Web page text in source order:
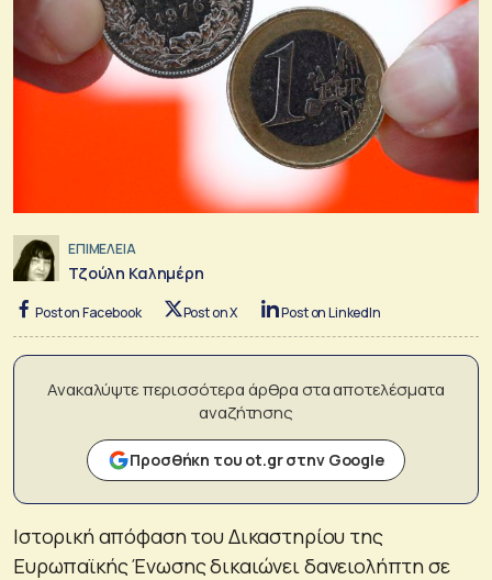
ΕΠΙΜΕΛΕΙΑ
Τζούλη Καλημέρη
Post on Facebook Post on X Post on LinkedIn
Ανακαλύψτε περισσότερα άρθρα στα αποτελέσματα
αναζήτησης
Προσθήκη του ot.gr στην Google
Ιστορική απόφαση του Δικαστηρίου της
Ευρωπαϊκής Ένωσης δικαιώνει δανειολήπτη σε